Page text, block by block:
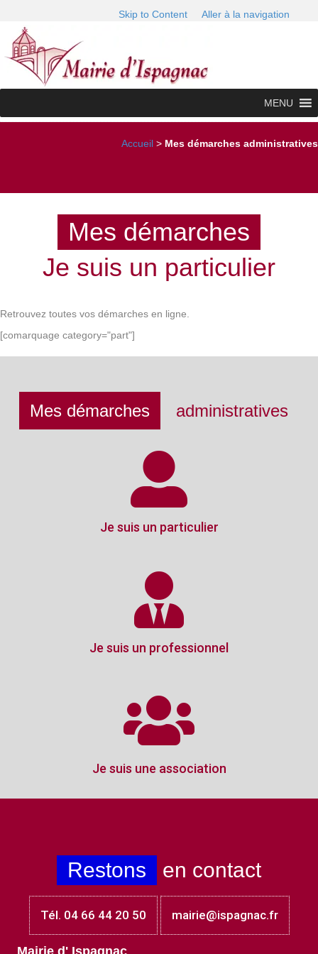
Skip to Content Aller à la navigation
MENU
Accueil > Mes démarches administratives
Mes démarches
Je suis un particulier
Retrouvez toutes vos démarches en ligne.
[comarquage category="part"]
Mes démarches administratives
Je suis un particulier
Je suis un professionnel
Je suis une association
Restons en contact
Tél. 04 66 44 20 50 mairie@ispagnac.fr
Mairie d' Ispagnac